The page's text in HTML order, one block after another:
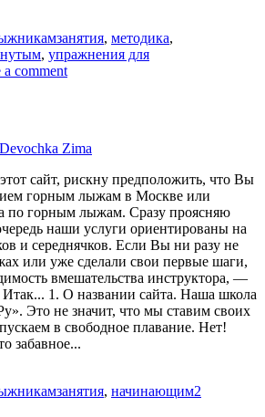
занятия, методика,
, упражнения для
a comment
Devochka Zima
сайт, рискну предположить, что Вы
горным лыжам в Москве или
по горным лыжам. Сразу проясняю
наши услуги ориентированы на
и середнячков. Если Вы ни разу не
или уже сделали свои первые шаги,
вмешательства инструктора, —
1. О названии сайта. Наша школа
Это не значит, что мы ставим своих
в свободное плавание. Нет!
забавное...
занятия, начинающим2